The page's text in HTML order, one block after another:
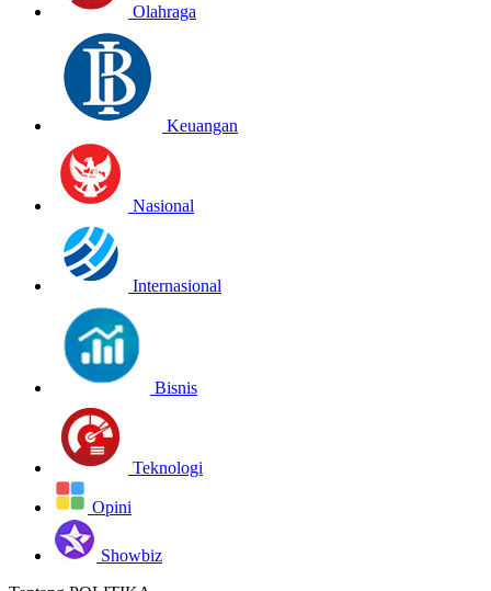
Olahraga
Keuangan
Nasional
Internasional
Bisnis
Teknologi
Opini
Showbiz